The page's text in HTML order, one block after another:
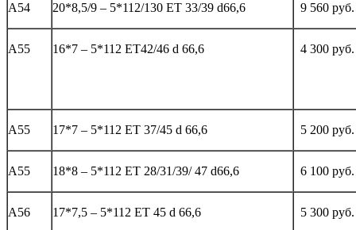
А54 20*8,5/9 – 5*112/130 ET 33/39 d66,6 9 560 руб.
А55 16*7 – 5*112 ЕТ42/46 d 66,6 4 300 руб.
А55 17*7 – 5*112 ЕТ 37/45 d 66,6 5 200 руб.
А55 18*8 – 5*112 ЕТ 28/31/39/ 47 d66,6 6 100 руб.
А56 17*7,5 – 5*112 ЕТ 45 d 66,6 5 300 руб.